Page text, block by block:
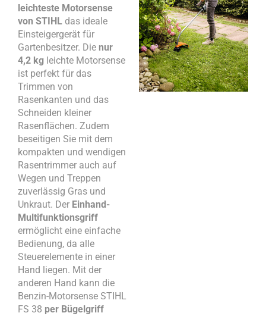
leichteste Motorsense
von STIHL das ideale
Einsteigergerät für
Gartenbesitzer. Die nur
4,2 kg leichte Motorsense
ist perfekt für das
Trimmen von
Rasenkanten und das
Schneiden kleiner
Rasenflächen. Zudem
beseitigen Sie mit dem
kompakten und wendigen
Rasentrimmer auch auf
Wegen und Treppen
zuverlässig Gras und
Unkraut. Der Einhand-
Multifunktionsgriff
ermöglicht eine einfache
Bedienung, da alle
Steuerelemente in einer
Hand liegen. Mit der
anderen Hand kann die
Benzin-Motorsense STIHL
FS 38 per Bügelgriff